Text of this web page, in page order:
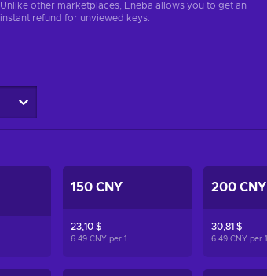
Unlike other marketplaces, Eneba allows you to get an
instant refund for unviewed keys.
150 CNY
23,10 $
6.49 CNY per 1
200 CNY
30,81 $
6.49 CNY per1